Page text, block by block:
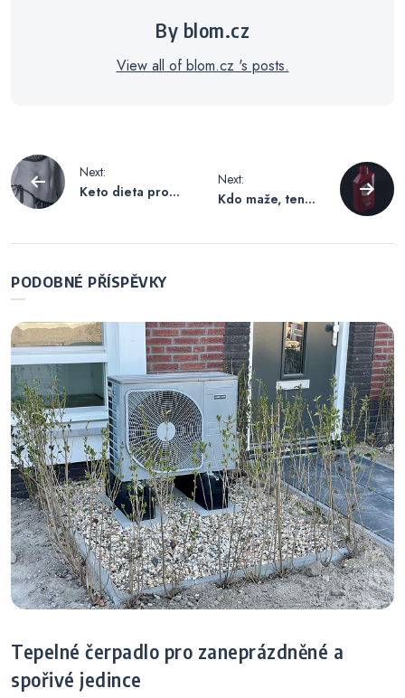
By blom.cz
View all of blom.cz 's posts.
Navigace
pro
příspěvek
Next:
Keto dieta pro
Next:
Kdo maže, ten
PODOBNÉ PŘÍSPĚVKY
Tepelné čerpadlo pro zaneprázdněné a
spořivé jedince